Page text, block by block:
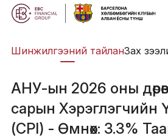
Шинжилгээний тайланЗах
АНУ-ын 2026 оны
сарын Хэрэглэгчийн
(CPI) - Өмнөх: 3.3%